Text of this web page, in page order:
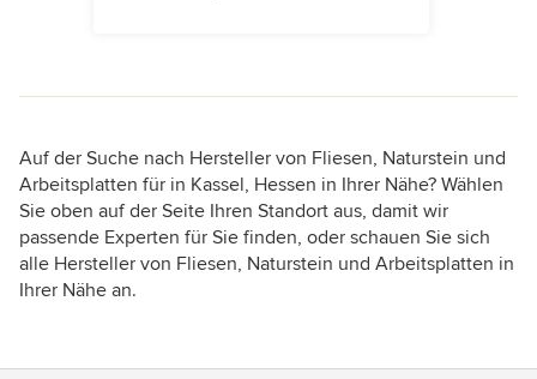
Auf der Suche nach Hersteller von Fliesen, Naturstein und
Arbeitsplatten für in Kassel, Hessen in Ihrer Nähe? Wählen
Sie oben auf der Seite Ihren Standort aus, damit wir
passende Experten für Sie finden, oder schauen Sie sich
alle Hersteller von Fliesen, Naturstein und Arbeitsplatten in
Ihrer Nähe an.